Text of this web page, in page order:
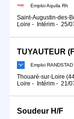
Emploi Aquila Rh
Saint-Augustin-des-
Loire - Intérim - 25/
TUYAUTEUR
Emploi RANDSTAD
Thouaré-sur-Loire
Loire - Intérim - 21/
Soudeur H/F